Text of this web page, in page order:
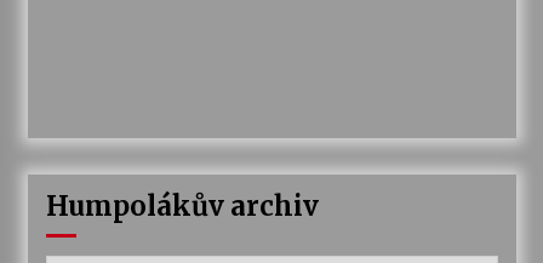
Humpolákův archiv